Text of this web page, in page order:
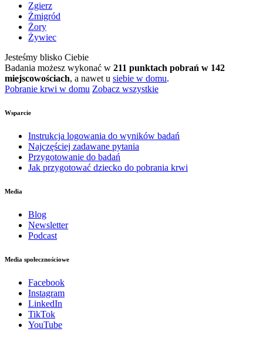
Zgierz
Żmigród
Żory
Żywiec
Jesteśmy blisko Ciebie
Badania możesz wykonać w 211 punktach pobrań w 142
miejscowościach, a nawet u siebie w domu.
Pobranie krwi w domu Zobacz wszystkie
Wsparcie
Instrukcja logowania do wyników badań
Najczęściej zadawane pytania
Przygotowanie do badań
Jak przygotować dziecko do pobrania krwi
Media
Blog
Newsletter
Podcast
Media społecznościowe
Facebook
Instagram
LinkedIn
TikTok
YouTube